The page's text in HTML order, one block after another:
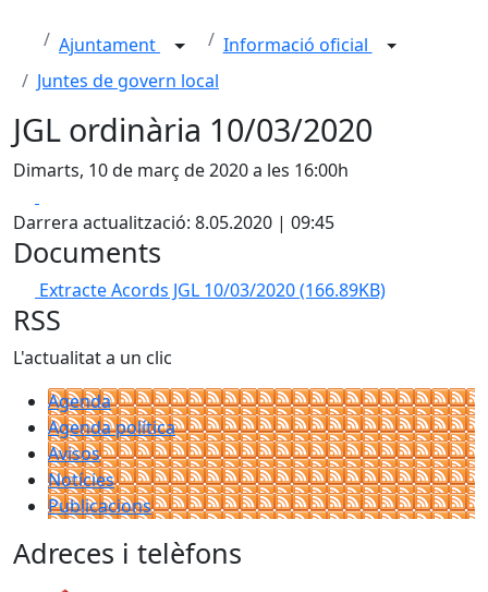
Ajuntament
Informació oficial
Juntes de govern local
JGL ordinària 10/03/2020
Dimarts, 10 de març de 2020 a les 16:00h
Darrera actualització: 8.05.2020 | 09:45
Documents
Extracte Acords JGL 10/03/2020(166.89KB)
RSS
L'actualitat a un clic
Agenda
Agenda política
Avisos
Notícies
Publicacions
Adreces i telèfons